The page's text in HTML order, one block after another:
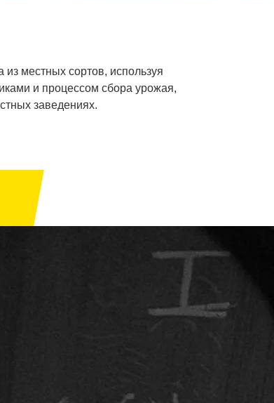
местных сортов, используя
и процессом сбора урожая,
заведениях.